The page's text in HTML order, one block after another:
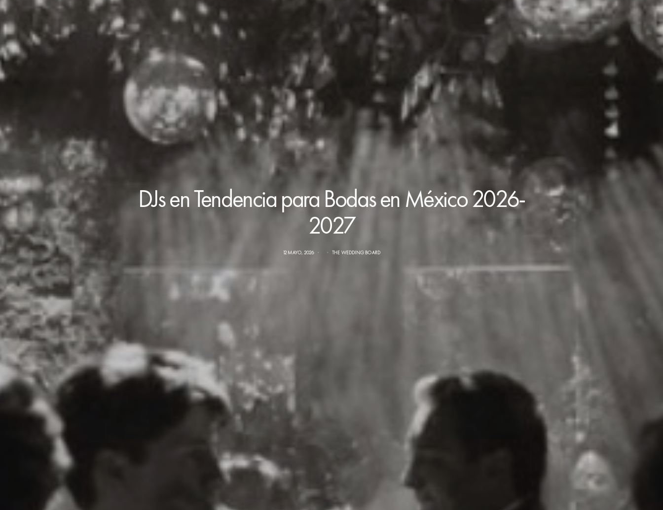
DJs en Tendencia para Bodas en México 2026-
2027
12 MAYO, 2026 THE WEDDING BOARD